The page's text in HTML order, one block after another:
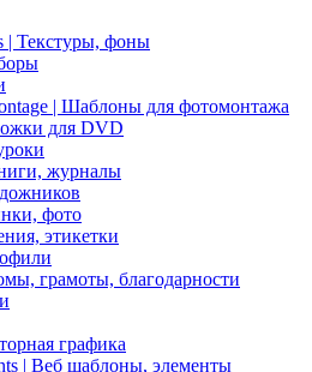
| Текстуры, фоны
| Шаблоны для фотомонтажа
для DVD
журналы
фото
этикетки
грамоты, благодарности
графика
| Веб шаблоны, элементы